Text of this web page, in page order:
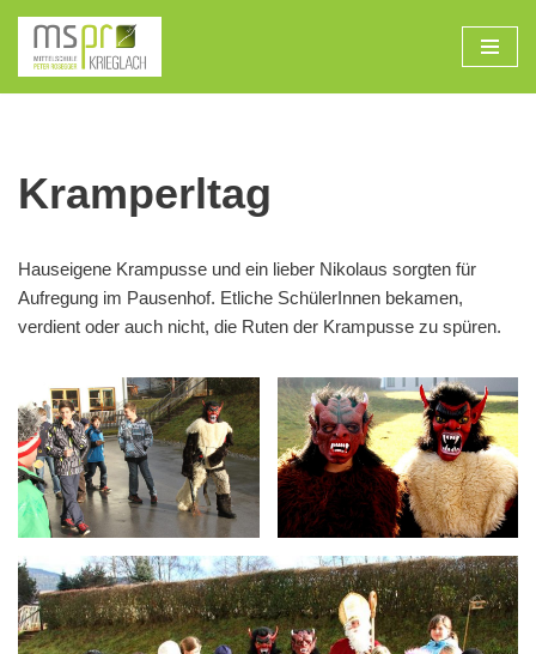
Zum
Inhalt
Kramperltag
Hauseigene Krampusse und ein lieber Nikolaus sorgten für
Aufregung im Pausenhof. Etliche SchülerInnen bekamen,
verdient oder auch nicht, die Ruten der Krampusse zu spüren.